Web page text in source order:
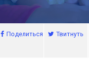
Поделиться Твитнуть